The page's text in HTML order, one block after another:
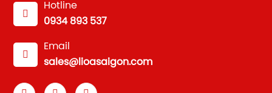
Hotline
0934 893 537
Email
sales@lioasaigon.com